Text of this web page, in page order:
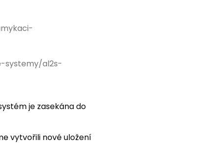
systemy/al2s-
je zasekána do
vytvořili nové uložení